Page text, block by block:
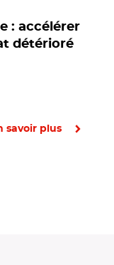
: accélérer
détérioré
savoir plus